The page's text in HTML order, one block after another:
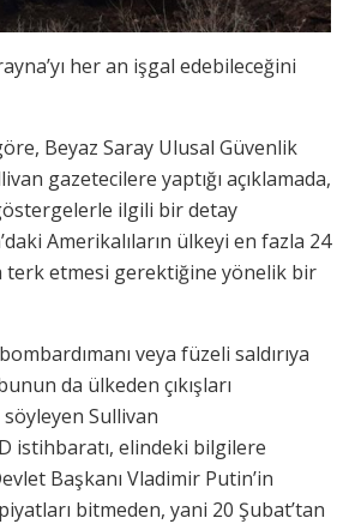
her an işgal edebileceğini
Beyaz Saray Ulusal Güvenlik
gazetecilere yaptığı açıklamada,
ilgili bir detay
Amerikalıların ülkeyi en fazla 24
terk etmesi gerektiğine yönelik bir
veya füzeli saldırıya
da ülkeden çıkışları
Sullivan
istihbaratı, elindeki bilgilere
Başkanı Vladimir Putin’in
bitmeden, yani 20 Şubat’tan